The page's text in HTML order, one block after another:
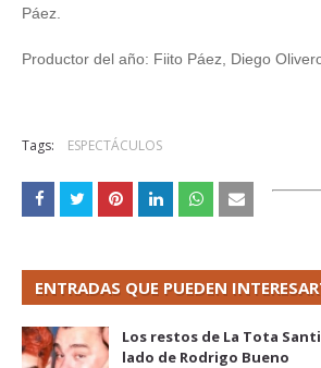
Páez.
Productor del año: Fiito Páez, Diego
Tags: ESPECTÁCULOS
ENTRADAS QUE PUEDEN
Los restos de La Tota
lado de Rodrigo Bueno